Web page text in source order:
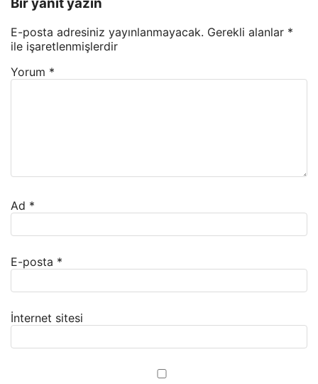
Bir yanıt yazın
E-posta adresiniz yayınlanmayacak. Gerekli alanlar *
ile işaretlenmişlerdir
Yorum *
Ad *
E-posta *
İnternet sitesi